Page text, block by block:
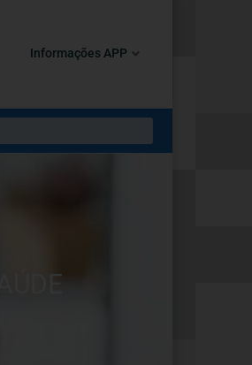
Informações APP